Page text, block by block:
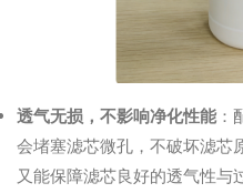
透气无损，不影响净化性能 ：
会堵塞滤芯微孔，不破坏滤芯
又能保障滤芯良好的透气性与